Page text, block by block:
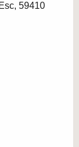
59410